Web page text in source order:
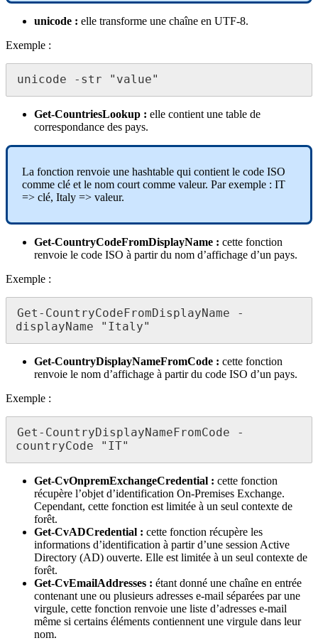
unicode : elle transforme une chaîne en UTF-8.
Exemple :
unicode -str "value"
Get-CountriesLookup : elle contient une table de
correspondance des pays.
La fonction renvoie une hashtable qui contient le code ISO
comme clé et le nom court comme valeur. Par exemple : IT
=> clé, Italy => valeur.
Get-CountryCodeFromDisplayName : cette fonction
renvoie le code ISO à partir du nom d’affichage d’un pays.
Exemple :
Get-CountryCodeFromDisplayName -
displayName "Italy"
Get-CountryDisplayNameFromCode : cette fonction
renvoie le nom d’affichage à partir du code ISO d’un pays.
Exemple :
Get-CountryDisplayNameFromCode -
countryCode "IT"
Get-CvOnpremExchangeCredential : cette fonction
récupère l’objet d’identification On-Premises Exchange.
Cependant, cette fonction est limitée à un seul contexte de
forêt.
Get-CvADCredential : cette fonction récupère les
informations d’identification à partir d’une session Active
Directory (AD) ouverte. Elle est limitée à un seul contexte de
forêt.
Get-CvEmailAddresses : étant donné une chaîne en entrée
contenant une ou plusieurs adresses e-mail séparées par une
virgule, cette fonction renvoie une liste d’adresses e-mail
même si certains éléments contiennent une virgule dans leur
nom.